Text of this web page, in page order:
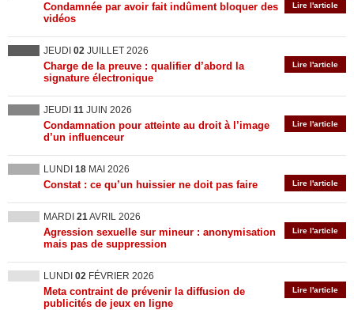
Lire l'article
Condamnée par avoir fait indûment bloquer des
vidéos
JEUDI 02 JUILLET 2026
Lire l'article
Charge de la preuve : qualifier d’abord la
signature électronique
JEUDI 11 JUIN 2026
Lire l'article
Condamnation pour atteinte au droit à l’image
d’un influenceur
LUNDI 18 MAI 2026
Lire l'article
Constat : ce qu’un huissier ne doit pas faire
MARDI 21AVRIL 2026
Lire l'article
Agression sexuelle sur mineur : anonymisation
mais pas de suppression
LUNDI 02 FÉVRIER 2026
Lire l'article
Meta contraint de prévenir la diffusion de
publicités de jeux en ligne